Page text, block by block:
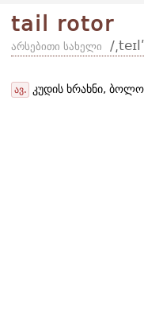
tail rotor
არსებითი სახელი /
ავ. კუდის ხრახნი,